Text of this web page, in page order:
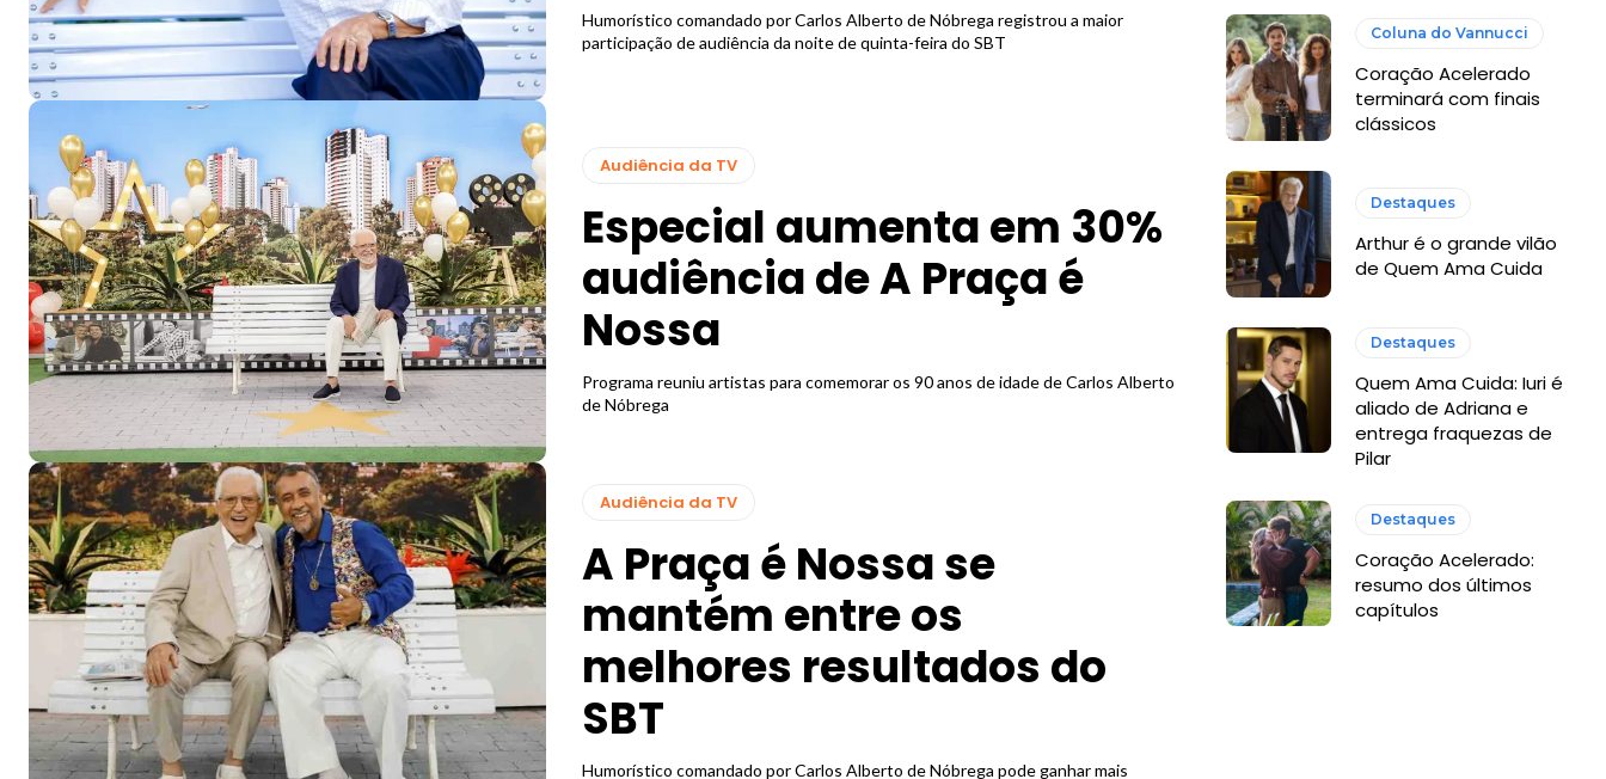
Humorístico comandado por Carlos Alberto de Nóbrega registrou a maior
participação de audiência da noite de quinta-feira do SBT
Audiência da TV
Especial aumenta em 30%
audiência de A Praça é
Nossa
Programa reuniu artistas para comemorar os 90 anos de idade de Carlos Alberto
de Nóbrega
Audiência da TV
A Praça é Nossa se
mantém entre os
melhores resultados do
SBT
Humorístico comandado por Carlos Alberto de Nóbrega pode ganhar mais
Coluna do Vannucci
Coração Acelerado
terminará com finais
clássicos
Destaques
Arthur é o grande vilão
de Quem Ama Cuida
Destaques
Quem Ama Cuida: Iuri é
aliado de Adriana e
entrega fraquezas de
Pilar
Destaques
Coração Acelerado:
resumo dos últimos
capítulos